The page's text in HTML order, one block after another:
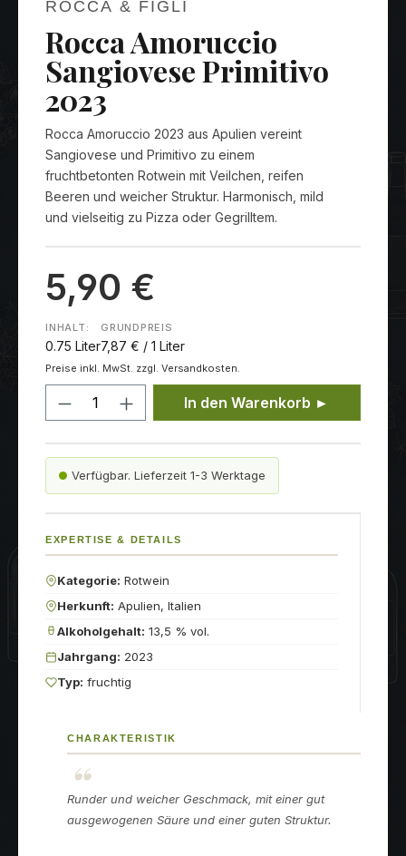
ROCCA & FIGLI
Rocca Amoruccio
Sangiovese Primitivo
2023
Rocca Amoruccio 2023 aus Apulien vereint
Sangiovese und Primitivo zu einem
fruchtbetonten Rotwein mit Veilchen, reifen
Beeren und weicher Struktur. Harmonisch, mild
und vielseitig zu Pizza oder Gegrilltem.
5,90 €
INHALT:
0.75 Liter
GRUNDPREIS
7,87 € / 1 Liter
Preise inkl. MwSt. zzgl. Versandkosten.
Produkt Anzahl: Gib den
In den Warenkorb ►
Verfügbar. Lieferzeit 1-3 Werktage
EXPERTISE & DETAILS
Kategorie: Rotwein
Herkunft: Apulien, Italien
Alkoholgehalt: 13,5 % vol.
Jahrgang: 2023
Typ: fruchtig
CHARAKTERISTIK
Runder und weicher Geschmack, mit einer gut
ausgewogenen Säure und einer guten Struktur.